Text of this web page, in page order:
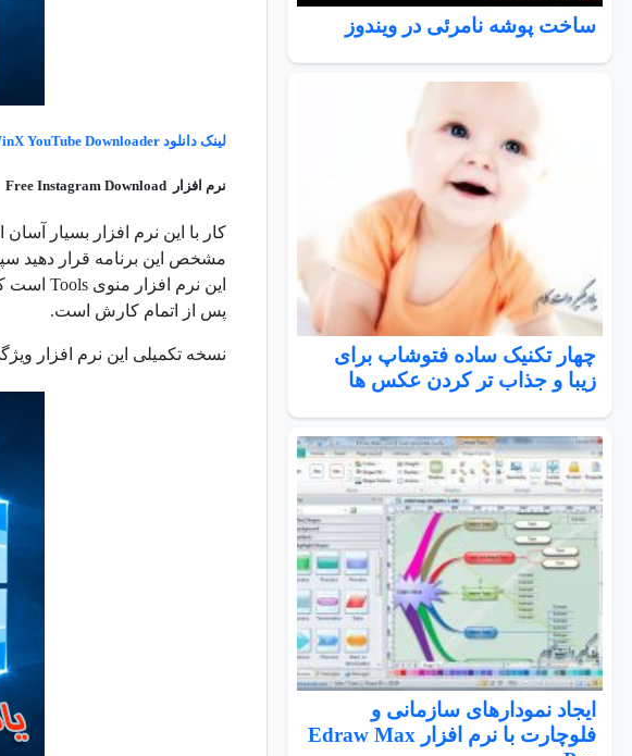
ساخت پوشه نامرئی در ویندوز
چهار تکنیک ساده فتوشاپ برای
زیبا و جذاب تر کردن عکس ها
ایجاد نمودارهای سازمانی و
فلوچارت با نرم افزار Edraw Max
لینک دانلود YouTube Downloader
نرم افزار Free Instagram Download
کار با این نرم افزار بسیار
این نرم افزار منوی Tools است که قابلیت سفارشی سازی دانلودها را دارد که شامل قابلیت
پس از اتمام کارش است.
نسخه تکمیلی این نرم افزار